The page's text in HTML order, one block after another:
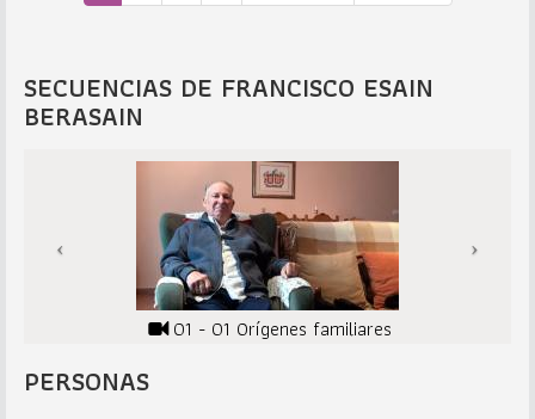
SECUENCIAS DE FRANCISCO ESAIN
BERASAIN
01 - 01 Orígenes familiares
PERSONAS